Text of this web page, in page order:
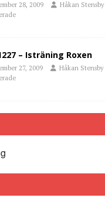
28, 2009 Håkan Stensby
– Isträning Roxen
27, 2009 Håkan Stensby